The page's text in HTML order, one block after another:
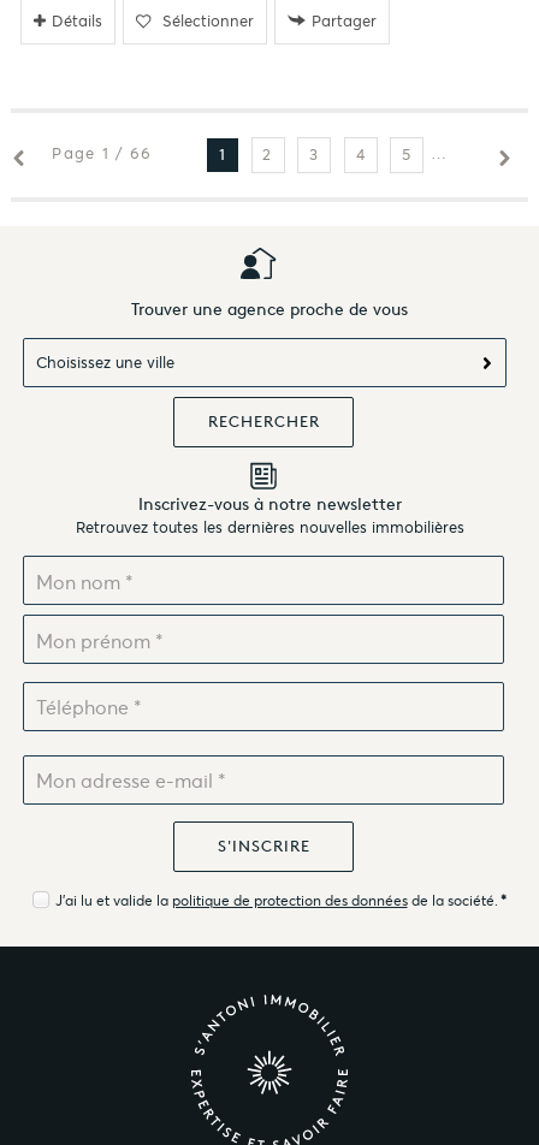
Détails Sélectionner Partager
Page 1 / 66 1 2 3 4 5 7
Trouver une agence proche de vous
Choisissez une ville
Inscrivez-vous à notre newsletter
Retrouvez toutes les dernières nouvelles immobilières
J'ai lu et valide la politique de protection des donnéesde la société. *